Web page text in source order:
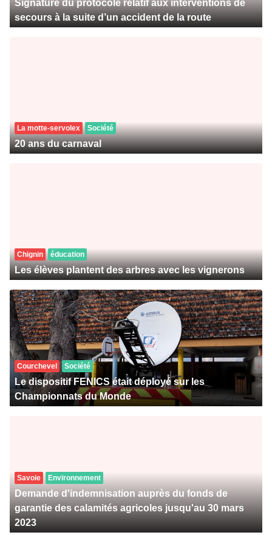
Signature du protocole relatif aux interventions de
secours à la suite d’un accident de la route
La motte-servolex Société
20 ans du carnaval
Chignin éducation
Les élèves plantent des arbres avec les vignerons
Courchevel Société
Le dispositif FENICS était déployé sur les
Championnats du Monde
Savoie Environnement
Demande d'indemnisation auprès du fonds de
garantie des calamités agricoles jusqu'au 30 mars
2023